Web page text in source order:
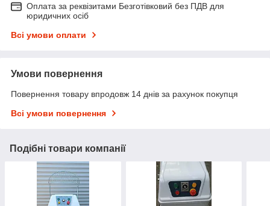
Оплата за реквізитами Безготівковий без ПДВ для
юридичних осіб
Всі умови оплати
Умови повернення
Повернення товару впродовж 14 днів за рахунок покупця
Всі умови повернення
Подібні товари компанії